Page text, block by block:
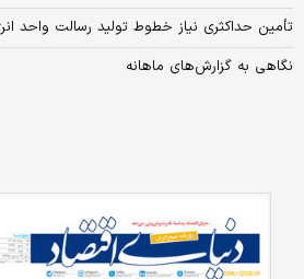
تأمین حداکثری نیاز خطوط تولید رسالت واحد
نگاهی به گزارش‌‌‌های ماهانه